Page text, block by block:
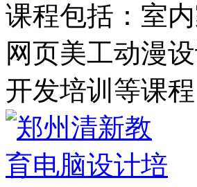
课程包括：室
网页美工动漫
开发培训等课程